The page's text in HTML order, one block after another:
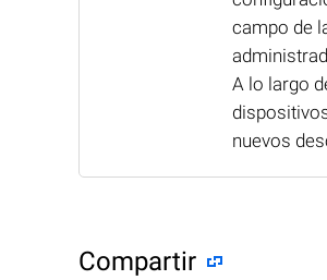
campo de
A lo largo
nuevos
Compartir